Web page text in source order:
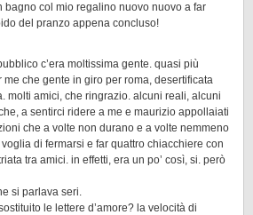
bagno col mio regalino nuovo nuovo a far
del pranzo appena concluso!
c’era moltissima gente. quasi più
che gente in giro per roma, desertificata
molti amici, che ringrazio. alcuni reali, alcuni
a sentirci ridere a me e maurizio appollaiati
che a volte non durano e a volte nemmeno
di fermarsi e far quattro chiacchiere con
tra amici. in effetti, era un po’ così, si. però
si parlava seri.
le lettere d’amore? la velocità di